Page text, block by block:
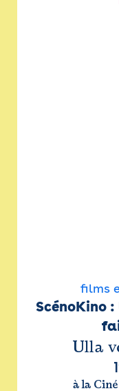
films
ScénoKino
Ulla
à la